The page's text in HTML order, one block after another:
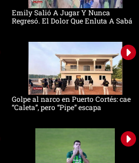
Emily Salió A Jugar Y Nunca
Regresó. El Dolor Que Enluta A Sabá
Golpe al narco en Puerto Cortés: cae
“Caleta”, pero “Pipe” escapa